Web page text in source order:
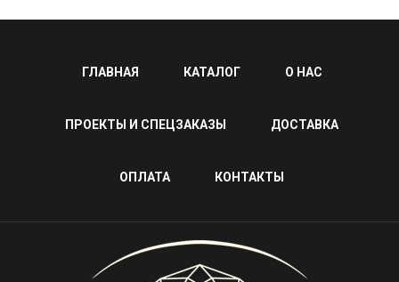
ГЛАВНАЯ КАТАЛОГ О НАС
ПРОЕКТЫ И СПЕЦЗАКАЗЫ ДОСТАВКА
ОПЛАТА КОНТАКТЫ